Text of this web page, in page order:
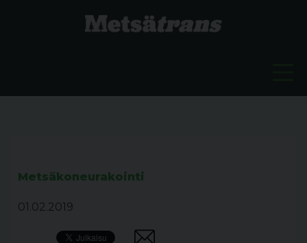
Metsäkoneurakointi
01.02.2019